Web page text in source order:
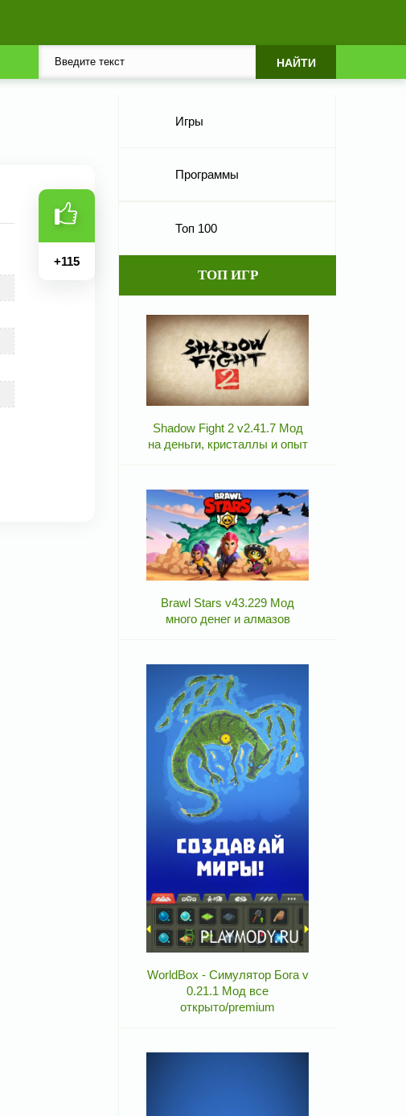
+115
Игры
Программы
Топ 100
ТОП ИГР
Shadow Fight 2 v2.41.7 Мод
на деньги, кристаллы и опыт
Brawl Stars v43.229 Мод
много денег и алмазов
WorldBox - Симулятор Бога v
0.21.1 Мод все
открыто/premium